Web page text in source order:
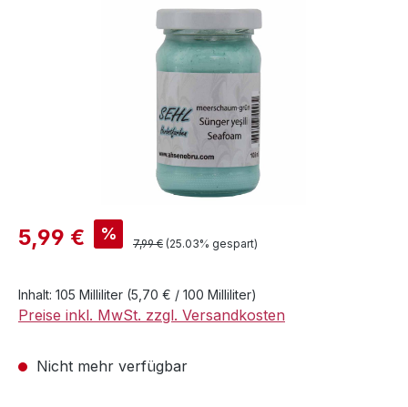
Bildergalerie überspringen
Verkaufspreis:
5,99 € % Regulärer Preis:
7,99 € (25.03% gespart)
Inhalt: 105 Milliliter (5,70 € / 100 Milliliter)
Preise inkl. MwSt. zzgl. Versandkosten
Nicht mehr verfügbar